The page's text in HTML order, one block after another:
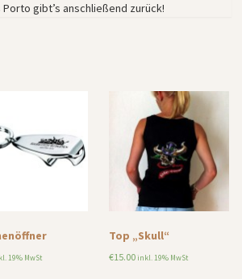
gibt’s anschließend zurück!
19% MwSt
Top „Skull“
€15.00 inkl. 19% MwSt